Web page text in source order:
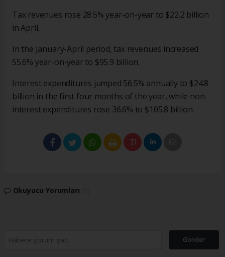
Tax revenues rose 28.5% year-on-year to $22.2 billion
in April.
In the January-April period, tax revenues increased
55.6% year-on-year to $95.9 billion.
Interest expenditures jumped 56.5% annually to $24.8
billion in the first four months of the year, while non-
interest expenditures rose 36.6% to $105.8 billion.
Okuyucu Yorumları
Gönder